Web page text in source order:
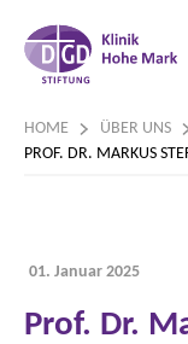
HOME ÜBER UNS
PROF. DR. MARKUS
01. Januar 2025
Prof. Dr.